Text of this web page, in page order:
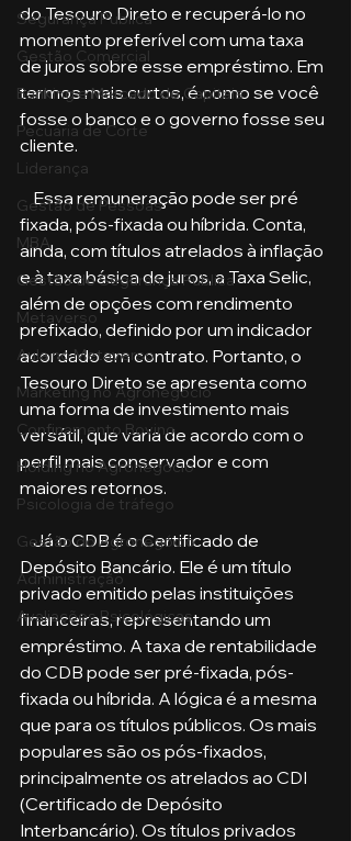
Segurança Publica
Gestão Comercial
Banking e Mercado de Capitais
Pecuária de Corte
Liderança
Gestão de Pessoas
MBA
Gestão de Segurança Publica
Metaverso
Aula no Metaverso
Marketing no Agronegócio
Confinamento Bovino
Holding no Agronegócio
Psicologia de tráfego
Gestão do Agronegócio
Administração
Avaliações Psicológicas
do Tesouro Direto e recuperá-lo no
momento preferível com uma taxa
de juros sobre esse empréstimo. Em
termos mais curtos, é como se você
fosse o banco e o governo fosse seu
cliente.
    Essa remuneração pode ser pré
fixada, pós-fixada ou híbrida. Conta,
ainda, com títulos atrelados à inflação
e à taxa básica de juros, a Taxa Selic,
além de opções com rendimento
prefixado, definido por um indicador
acordado em contrato. Portanto, o
Tesouro Direto se apresenta como
uma forma de investimento mais
versátil, que varia de acordo com o
perfil mais conservador e com
maiores retornos.
    Já o CDB é o Certificado de
Depósito Bancário. Ele é um título
privado emitido pelas instituições
financeiras, representando um
empréstimo. A taxa de rentabilidade
do CDB pode ser pré-fixada, pós-
fixada ou híbrida. A lógica é a mesma
que para os títulos públicos. Os mais
populares são os pós-fixados,
principalmente os atrelados ao CDI
(Certificado de Depósito
Interbancário). Os títulos privados